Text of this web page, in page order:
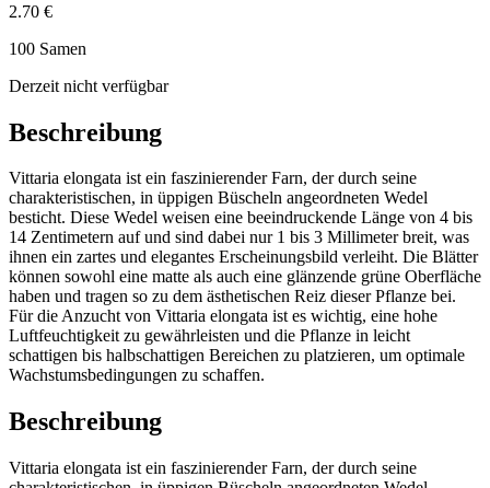
2.70 €
100 Samen
Derzeit nicht verfügbar
Beschreibung
Vittaria elongata ist ein faszinierender Farn, der durch seine
charakteristischen, in üppigen Büscheln angeordneten Wedel
besticht. Diese Wedel weisen eine beeindruckende Länge von 4 bis
14 Zentimetern auf und sind dabei nur 1 bis 3 Millimeter breit, was
ihnen ein zartes und elegantes Erscheinungsbild verleiht. Die Blätter
können sowohl eine matte als auch eine glänzende grüne Oberfläche
haben und tragen so zu dem ästhetischen Reiz dieser Pflanze bei.
Für die Anzucht von Vittaria elongata ist es wichtig, eine hohe
Luftfeuchtigkeit zu gewährleisten und die Pflanze in leicht
schattigen bis halbschattigen Bereichen zu platzieren, um optimale
Wachstumsbedingungen zu schaffen.
Beschreibung
Vittaria elongata ist ein faszinierender Farn, der durch seine